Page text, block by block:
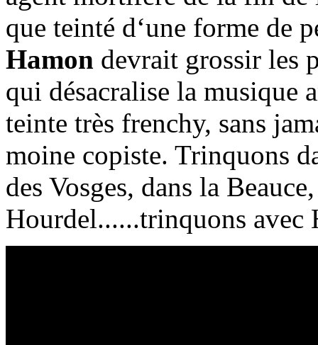
que teinté d‘une forme de
Hamon devrait grossir les
qui désacralise la musique
teinte très frenchy, sans
moine copiste. Trinquons
des Vosges, dans la
Hourdel......trinquons avec